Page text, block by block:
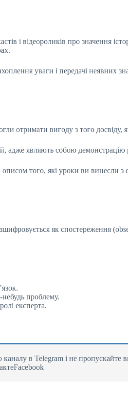
і відеороликів про значення
уваги і передачі неявних
отримати вигоду з того досвіду,
адже являють собою демонстрацію
того, які уроки ви винесли
як спостереження
проблему.
експерта.
в Telegram і не пропускайте